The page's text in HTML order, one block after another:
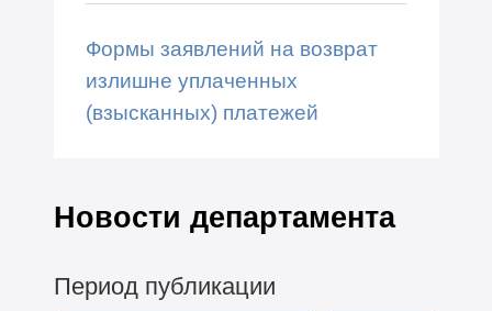
Формы заявлений на возврат
излишне уплаченных
(взысканных) платежей
Новости департамента
Период публикации